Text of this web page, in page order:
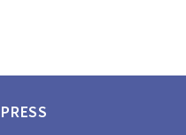
PRESS